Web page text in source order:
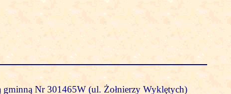
Nr 301465W (ul. Żołnierzy Wyklętych)